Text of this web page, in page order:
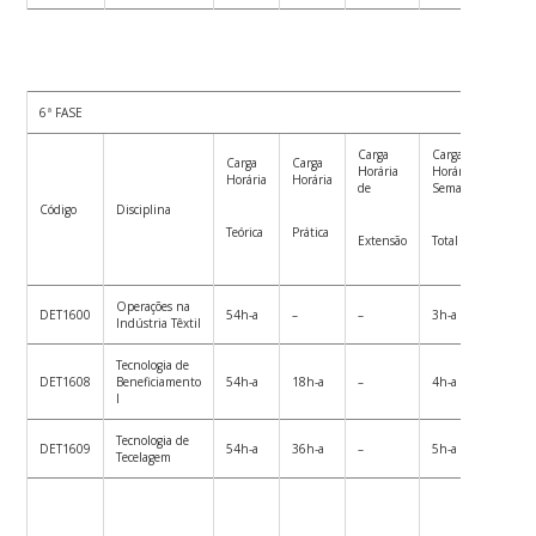
6ª FASE
Código Disciplina
Carga
Horária
Teórica
Carga
Horária
Prática
Carga
Horária
de
Extensão
Carga
Horária
Semanal
Total
DET1600
Operações na
Indústria Têxtil
54h-a – – 3h-a
DET1608
Tecnologia de
Beneficiamento
I
54h-a 18h-a – 4h-a
DET1609
Tecnologia de
Tecelagem
54h-a 36h-a – 5h-a